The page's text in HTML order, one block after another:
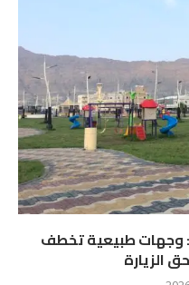
وجهات طبيعية تخطف
الزيارة